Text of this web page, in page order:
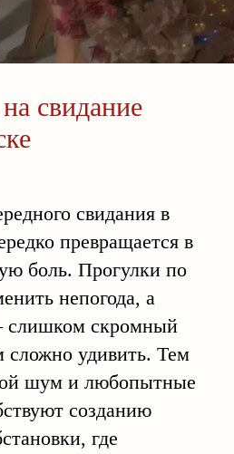
свидание
свидания в
превращается в
боль. Прогулки по
непогода, а
слишком скромный
удивить. Тем
шум и любопытные
созданию
где